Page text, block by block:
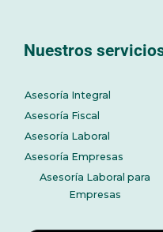
Nuestros
Asesoría Integral
Asesoría Fiscal
Asesoría Laboral
Asesoría Empresas
Asesoría Laboral para
Empresas